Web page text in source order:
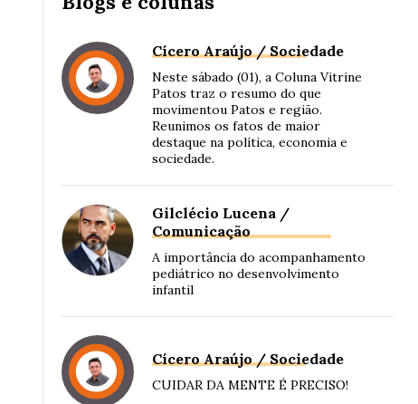
Cícero Araújo / Sociedade
Neste sábado (01), a Coluna Vitrine
Patos traz o resumo do que
movimentou Patos e região.
Reunimos os fatos de maior
destaque na política, economia e
sociedade.
Gilclécio Lucena /
Comunicação
A importância do acompanhamento
pediátrico no desenvolvimento
infantil
Cícero Araújo / Sociedade
CUIDAR DA MENTE É PRECISO!